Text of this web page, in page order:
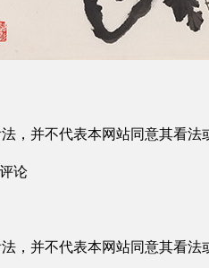
，并不代表本网站同意其看法
论
，并不代表本网站同意其看法